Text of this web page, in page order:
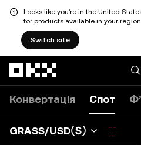
Looks like you're in the United
for products available in your
Switch site
Конвертація Спот
GRASS/USDⓈ --
--